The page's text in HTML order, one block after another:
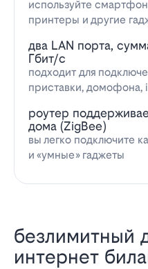
используйте
принтеры и другие
два LAN порта,
Гбит/с
подходит для
приставки,
роутер
дома (ZigBee)
вы легко подключите
и «умные» гаджеты
безлимитный
интернет